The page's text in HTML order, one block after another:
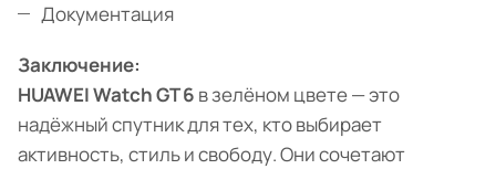
Документация
Заключение:
HUAWEI Watch GT 6 в зелёном цвете — это
надёжный спутник для тех, кто выбирает
активность, стиль и свободу. Они сочетают